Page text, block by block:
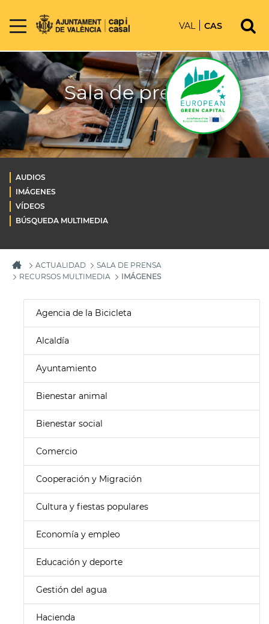
VAL CAS
Sala de prensa
AUDIOS
IMÁGENES
VÍDEOS
BÚSQUEDA MULTIMEDIA
ACTUALIDAD
SALA DE PRENSA
RECURSOS MULTIMEDIA
IMÁGENES
Agencia de la Bicicleta
Alcaldía
Ayuntamiento
Bienestar animal
Bienestar social
Comercio
Cooperación y Migración
Cultura y fiestas populares
Economía y empleo
Educación y deporte
Gestión del agua
Hacienda